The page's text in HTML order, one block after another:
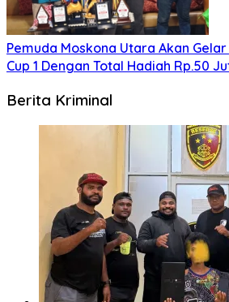
Pemuda Moskona Utara Akan
Cup 1 Dengan Total Hadiah Rp.50
Berita Kriminal